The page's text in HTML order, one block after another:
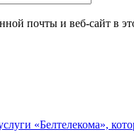
почты и веб-сайт в
«Белтелекома»,